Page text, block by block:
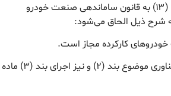
ماده واحده – سه ماده به عنوان مواد (۱۱) تا (۱۳) به قانون ساماندهی صنعت خودرو
تبصره ۱- برای واردات این خودروها انتقال فناوری موضوع بند (۲) و نیز اجرای بند (۳) ماده